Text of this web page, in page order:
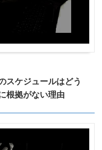
スケジュールはどう
根拠がない理由